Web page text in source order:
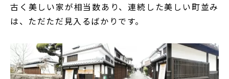
古く美しい家が相当数あり、連続した美しい町並み
は、ただただ見入るばかりです。